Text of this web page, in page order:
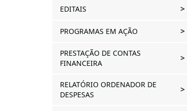
EDITAIS
PROGRAMAS EM AÇÃO
PRESTAÇÃO DE CONTAS
FINANCEIRA
RELATÓRIO ORDENADOR DE
DESPESAS